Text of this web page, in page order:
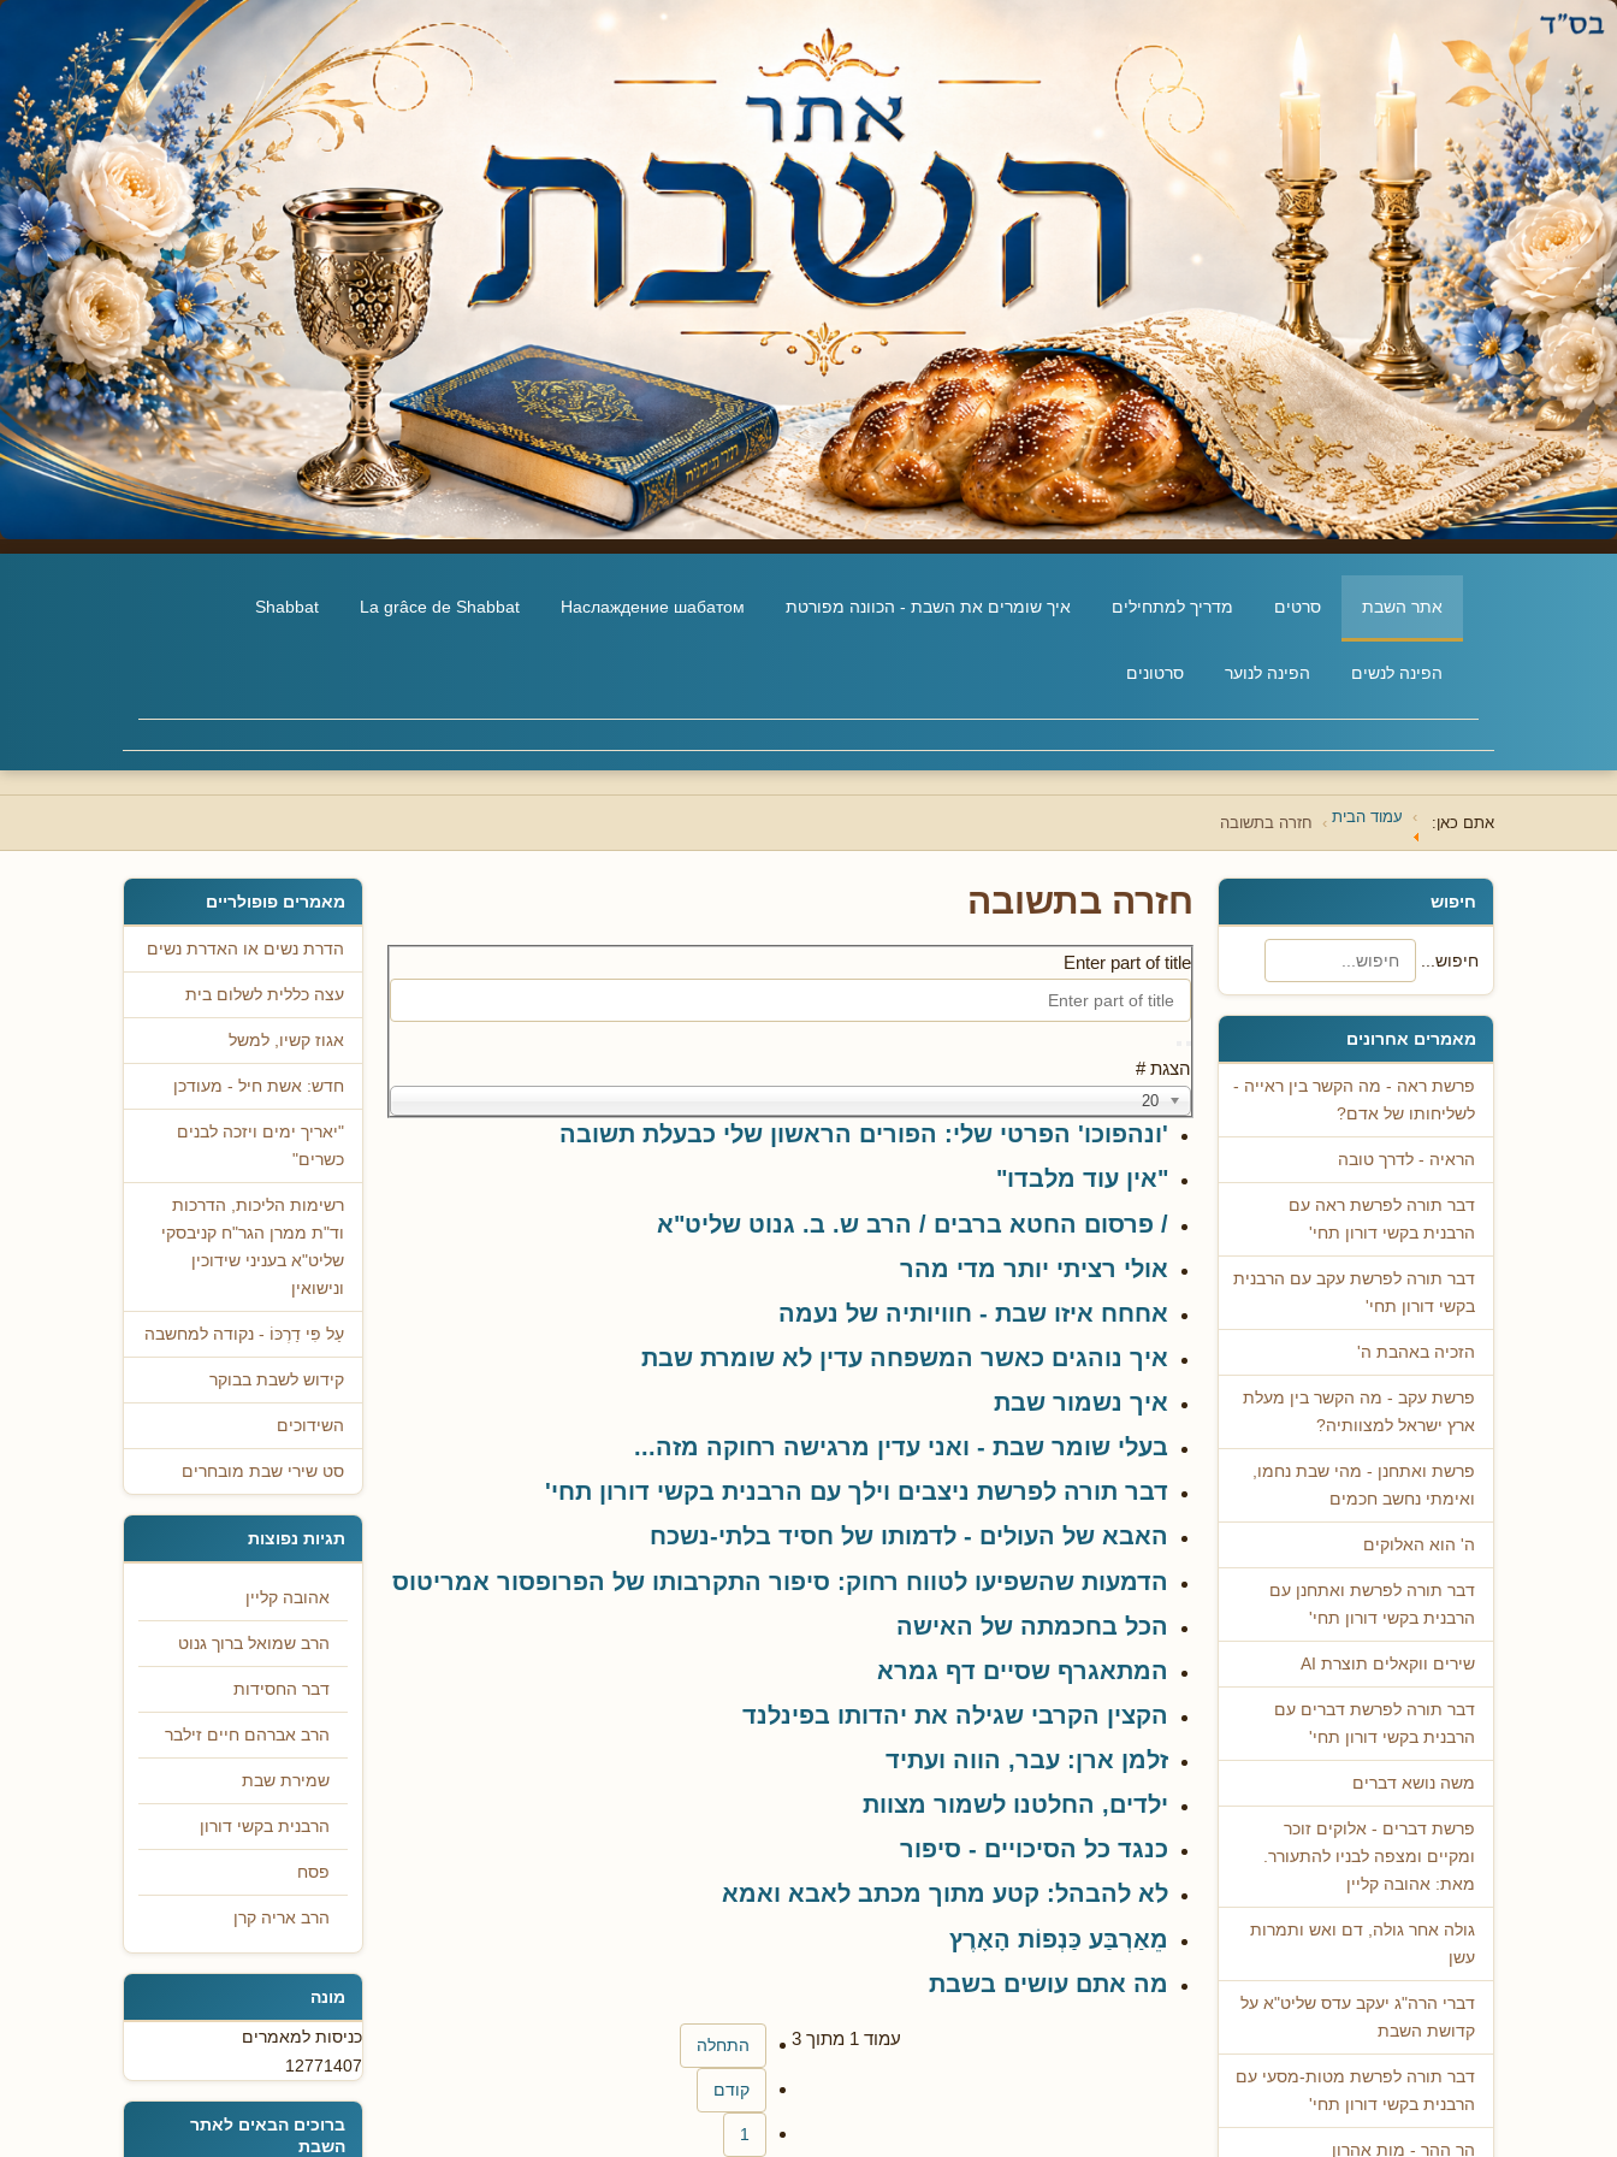
אתר השבת סרטים מדריך למתחילים איך שומרים את השבת - הכוונה מפורטת Наслаждение шабатом
La grâce de Shabbat
Shabbat
הפינה לנשים הפינה לנוער סרטונים
אתם כאן: עמוד הבית חזרה בתשובה
חיפוש
חיפוש...
מאמרים אחרונים
פרשת ראה - מה הקשר בין ראייה -
לשליחותו של אדם?
הראיה - לדרך טובה
דבר תורה לפרשת ראה עם
הרבנית בקשי דורון תחי'
דבר תורה לפרשת עקב עם הרבנית
בקשי דורון תחי'
הזכיה באהבת ה'
פרשת עקב - מה הקשר בין מעלת
ארץ ישראל למצוותיה?
פרשת ואתחנן - מהי שבת נחמו,
ואימתי נחשב חכמים
ה' הוא האלוקים
דבר תורה לפרשת ואתחנן עם
הרבנית בקשי דורון תחי'
שירים ווקאלים תוצרת AI
דבר תורה לפרשת דברים עם
הרבנית בקשי דורון תחי'
משה נושא דברים
פרשת דברים - אלוקים זוכר
ומקיים ומצפה לבניו להתעורר.
מאת: אהובה קליין
גולה אחר גולה, דם ואש ותמרות
עשן
דברי הרה"ג יעקב עדס שליט"א על
קדושת השבת
דבר תורה לפרשת מטות-מסעי עם
הרבנית בקשי דורון תחי'
הר ההר - מות אהרון
חזרה בתשובה
Enter part of title
הצגת #
20
'ונהפוכו' הפרטי שלי: הפורים הראשון שלי כבעלת תשובה
"אין עוד מלבדו"
/ פרסום החטא ברבים / הרב ש. ב. גנוט שליט"א
אולי רציתי יותר מדי מהר
אחחח איזו שבת - חוויותיה של נעמה
איך נוהגים כאשר המשפחה עדין לא שומרת שבת
איך נשמור שבת
בעלי שומר שבת - ואני עדין מרגישה רחוקה מזה...
דבר תורה לפרשת ניצבים וילך עם הרבנית בקשי דורון תחי'
האבא של העולים - לדמותו של חסיד בלתי-נשכח
הדמעות שהשפיעו לטווח רחוק: סיפור התקרבותו של הפרופסור אמריטוס
הכל בחכמתה של האישה
המתאגרף שסיים דף גמרא
הקצין הקרבי שגילה את יהדותו בפינלנד
זלמן ארן: עבר, הווה ועתיד
ילדים, החלטנו לשמור מצוות
כנגד כל הסיכויים - סיפור
לא להבהל: קטע מתוך מכתב לאבא ואמא
מֵאַרְבַּע כַּנְפוֹת הָאָרֶץ
מה אתם עושים בשבת
עמוד 1 מתוך 3 התחלה
קודם
1
מאמרים פופולריים
הדרת נשים או האדרת נשים
עצה כללית לשלום בית
אגוז קשיו, למשל
חדש: אשת חיל - מעודכן
"יאריך ימים ויזכה לבנים
כשרים"
רשימות הליכות, הדרכות
וד"ת ממרן הגר"ח קניבסקי
שליט"א בעניני שידוכין
ונישואין
עַל פִּי דַרְכּוֹ - נקודה למחשבה
קידוש לשבת בבוקר
השידוכים
סט שירי שבת מובחרים
תגיות נפוצות
אהובה קליין
הרב שמואל ברוך גנוט
דבר החסידות
הרב אברהם חיים זילבר
שמירת שבת
הרבנית בקשי דורון
פסח
הרב אריה קרן
מונה
כניסות למאמרים
12771407
ברוכים הבאים לאתר
השבת